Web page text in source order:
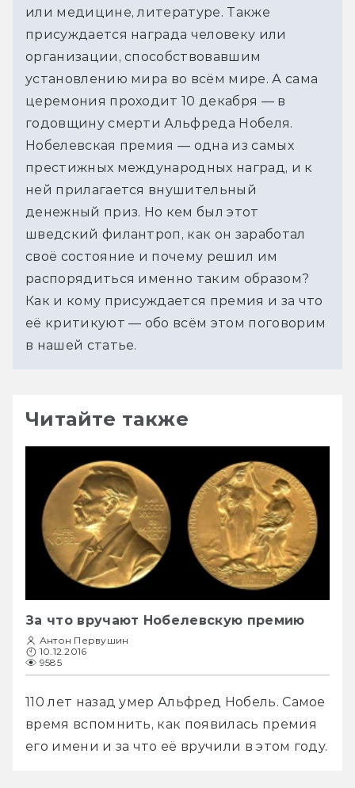
или медицине, литературе. Также
присуждается награда человеку или
организации, способствовавшим
установлению мира во всём мире. А сама
церемония проходит 10 декабря — в
годовщину смерти Альфреда Нобеля.
Нобелевская премия — одна из самых
престижных международных наград, и к
ней прилагается внушительный
денежный приз. Но кем был этот
шведский филантроп, как он заработал
своё состояние и почему решил им
распорядиться именно таким образом?
Как и кому присуждается премия и за что
её критикуют — обо всём этом поговорим
в нашей статье.
Читайте также
За что вручают Нобелевскую премию
Антон Первушин
10.12.2016
9585
110 лет назад умер Альфред Нобель. Самое
время вспомнить, как появилась премия
его имени и за что её вручили в этом году.